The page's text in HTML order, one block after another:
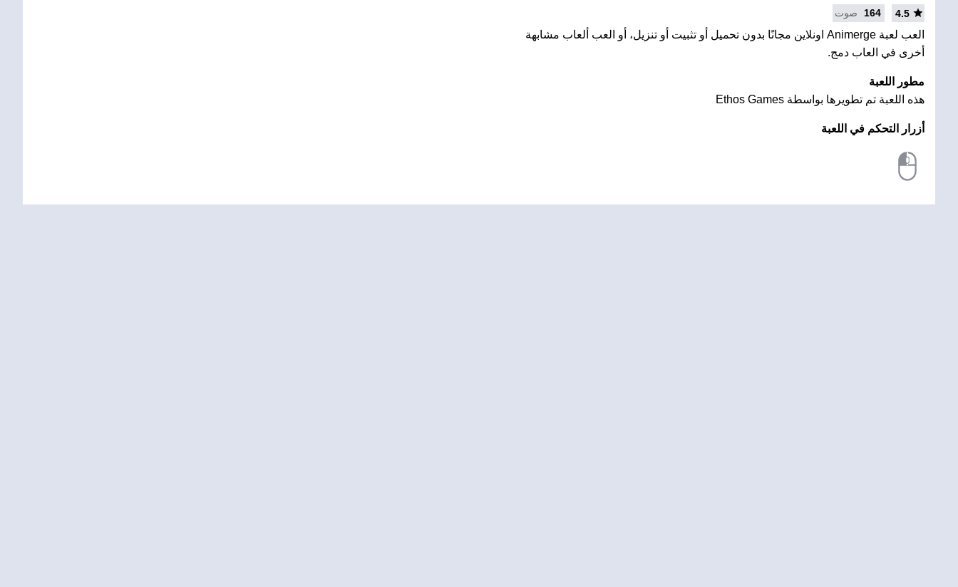
4.5
164 صوت
العب لعبة Animerge اونلاين مجانًا بدون تحميل أو تثبيت أو تنزيل، أو العب ألعاب مشابهة
أخرى في العاب دمج.
مطور اللعبة
هذه اللعبة تم تطويرها بواسطة Ethos Games
أزرار التحكم في اللعبة